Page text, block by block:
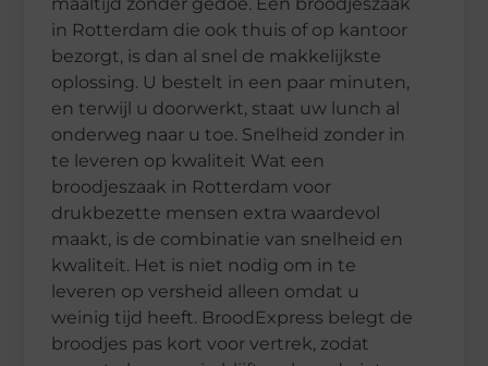
in Rotterdam die ook thuis of op kantoor
bezorgt, is dan al snel de makkelijkste
oplossing. U bestelt in een paar minuten,
en terwijl u doorwerkt, staat uw lunch al
onderweg naar u toe. Snelheid zonder in
te leveren op kwaliteit Wat een
broodjeszaak in Rotterdam voor
drukbezette mensen extra waardevol
maakt, is de combinatie van snelheid en
kwaliteit. Het is niet nodig om in te
leveren op versheid alleen omdat u
weinig tijd heeft. BroodExpress belegt de
broodjes pas kort voor vertrek, zodat